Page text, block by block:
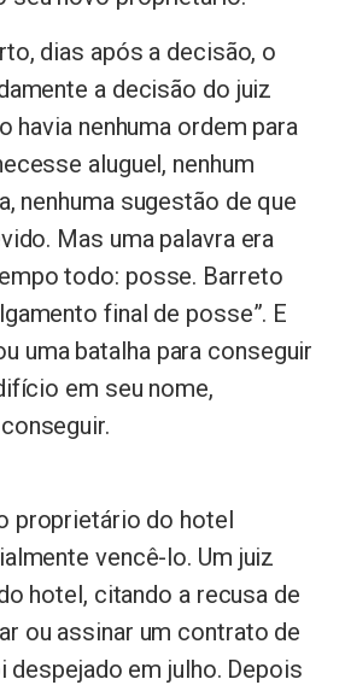
dias após a decisão, o
a decisão do juiz
havia nenhuma ordem para
aluguel, nenhum
nenhuma sugestão de que
Mas uma palavra era
todo: posse. Barreto
final de posse”. E
uma batalha para conseguir
em seu nome,
proprietário do hotel
vencê-lo. Um juiz
hotel, citando a recusa de
ou assinar um contrato de
despejado em julho. Depois